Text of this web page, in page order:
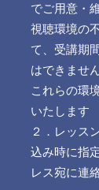
でご用意・
視聴環境の
て、受講期
はできませ
これらの環
いたします
２．レッス
込み時に指
レス宛に連